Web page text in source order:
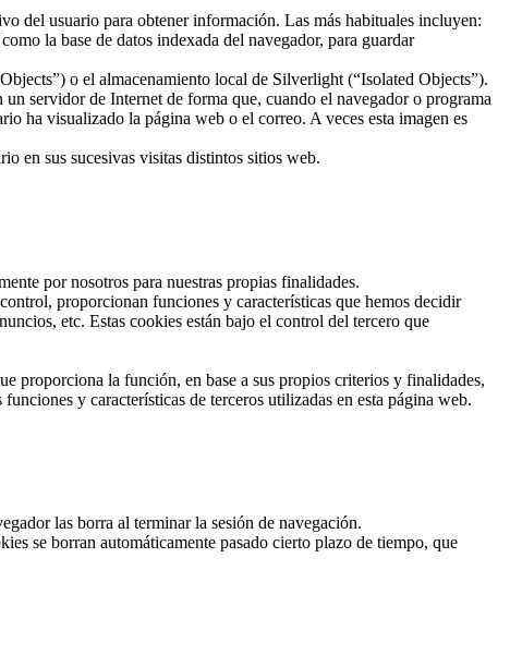
del usuario para obtener información. Las más habituales incluyen:
la base de datos indexada del navegador, para guardar
o el almacenamiento local de Silverlight (“Isolated Objects”).
servidor de Internet de forma que, cuando el navegador o programa
ha visualizado la página web o el correo. A veces esta imagen es
en sus sucesivas visitas distintos sitios web.
por nosotros para nuestras propias finalidades.
proporcionan funciones y características que hemos decidir
etc. Estas cookies están bajo el control del tercero que
proporciona la función, en base a sus propios criterios y finalidades,
y características de terceros utilizadas en esta página web.
las borra al terminar la sesión de navegación.
se borran automáticamente pasado cierto plazo de tiempo, que